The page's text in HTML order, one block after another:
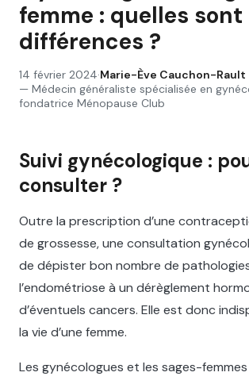
femme : quelles sont
différences ?
14 février 2024·Marie-Ève Cauchon-Rault
— Médecin généraliste spécialisée en
fondatrice Ménopause Club
Suivi gynécologique :
consulter ?
Outre la prescription d’une
de grossesse, une consultation
de dépister bon nombre de
l’endométriose à un dérèglement
d’éventuels cancers. Elle est donc
la vie d’une femme.
Les gynécologues et les sages-